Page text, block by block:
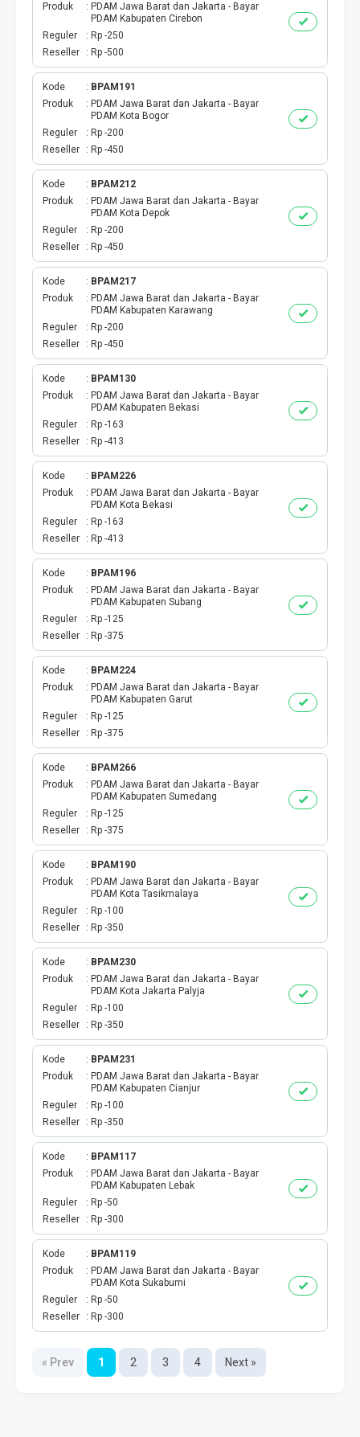
TOPUP GAME
EMONEY
TITIP TRANSFER
UANG ELEKTRONIK BEBAS
PPOB H2H
H2H IDPLGN
UANG ELEKTRONIK BEBAS
LINKQU CASH OUT
EWALLET BEBAS NOMINAL
Produk
PDAM Jawa Barat dan Jakarta - Bayar
PDAM Kabupaten Cirebon
Reguler
Rp -250
Reseller
Rp -500
Kode
BPAM191
Produk
PDAM Jawa Barat dan Jakarta - Bayar
PDAM Kota Bogor
Reguler
Rp -200
Reseller
Rp -450
Kode
BPAM212
Produk
PDAM Jawa Barat dan Jakarta - Bayar
PDAM Kota Depok
Reguler
Rp -200
Reseller
Rp -450
Kode
BPAM217
Produk
PDAM Jawa Barat dan Jakarta - Bayar
PDAM Kabupaten Karawang
Reguler
Rp -200
Reseller
Rp -450
Kode
BPAM130
Produk
PDAM Jawa Barat dan Jakarta - Bayar
PDAM Kabupaten Bekasi
Reguler
Rp -163
Reseller
Rp -413
Kode
BPAM226
Produk
PDAM Jawa Barat dan Jakarta - Bayar
PDAM Kota Bekasi
Reguler
Rp -163
Reseller
Rp -413
Kode
BPAM196
Produk
PDAM Jawa Barat dan Jakarta - Bayar
PDAM Kabupaten Subang
Reguler
Rp -125
Reseller
Rp -375
Kode
BPAM224
Produk
PDAM Jawa Barat dan Jakarta - Bayar
PDAM Kabupaten Garut
Reguler
Rp -125
Reseller
Rp -375
Kode
BPAM266
Produk
PDAM Jawa Barat dan Jakarta - Bayar
PDAM Kabupaten Sumedang
Reguler
Rp -125
Reseller
Rp -375
Kode
BPAM190
Produk
PDAM Jawa Barat dan Jakarta - Bayar
PDAM Kota Tasikmalaya
Reguler
Rp -100
Reseller
Rp -350
Kode
BPAM230
Produk
PDAM Jawa Barat dan Jakarta - Bayar
PDAM Kota Jakarta Palyja
Reguler
Rp -100
Reseller
Rp -350
Kode
BPAM231
Produk
PDAM Jawa Barat dan Jakarta - Bayar
PDAM Kabupaten Cianjur
Reguler
Rp -100
Reseller
Rp -350
Kode
BPAM117
Produk
PDAM Jawa Barat dan Jakarta - Bayar
PDAM Kabupaten Lebak
Reguler
Rp -50
Reseller
Rp -300
Kode
BPAM119
Produk
PDAM Jawa Barat dan Jakarta - Bayar
PDAM Kota Sukabumi
Reguler
Rp -50
Reseller
Rp -300
« Prev 1 2 3 4 Next »